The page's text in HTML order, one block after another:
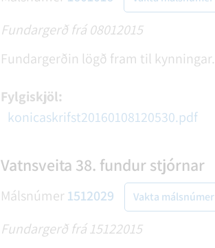
Fundargerð frá 08012015
Fundargerðin lögð fram til kynningar.
Fylgiskjöl:
konicaskrifst20160108120530.pdf
Vatnsveita 38. fundur stjórnar
Málsnúmer1512029 Vakta málsnúmer
Fundargerð frá 15122015